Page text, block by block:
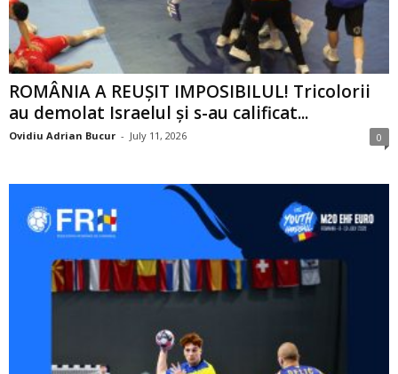
ROMÂNIA A REUȘIT IMPOSIBILUL! Tricolorii
au demolat Israelul și s-au calificat...
Ovidiu Adrian Bucur - July 11, 2026 0